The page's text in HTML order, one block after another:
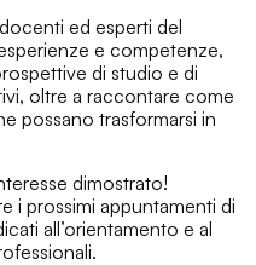
ed esperti del
e competenze,
di studio e di
oltre a raccontare come
possano trasformarsi in
dimostrato!
i prossimi appuntamenti di
all’orientamento e al